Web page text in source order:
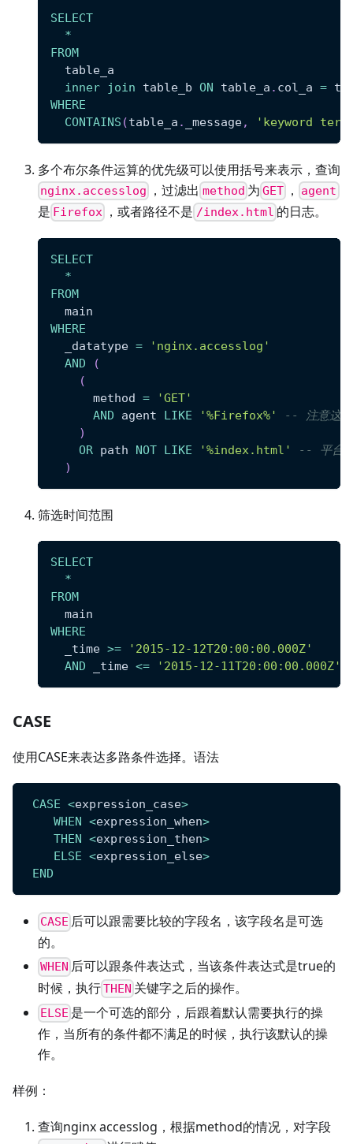
SELECT
*
FROM
  table_a
inner
join table_b ON table_a . col_a =
WHERE
CONTAINS (table_a . _message, 'keyword
多个布尔条件运算的优先级可以使用括号来表示，查询
nginx.accesslog ，过滤出 method 为 GET ， agent
是 Firefox ，或者路径不是 /index.html 的日志。
SELECT
*
FROM
  main
WHERE
  _datatype
=
'nginx.accesslog'
AND
(
(
      method
=
'GET'
AND agent LIKE '%Firefox%'
-- 注意这
)
OR path NOT LIKE '%index.html'
-- 平台
)
筛选时间范围
SELECT
*
FROM
  main
WHERE
  _time
>=
'2015-12-12T20:00:00.000Z'
AND _time <= '2015-12-11T20:00:00.000Z'
CASE
使用CASE来表达多路条件选择。语法
CASE <expression_case>
WHEN <expression_when>
THEN <expression_then>
ELSE <expression_else>
END
CASE 后可以跟需要比较的字段名，该字段名是可选
的。
WHEN 后可以跟条件表达式，当该条件表达式是true的
时候，执行THEN 关键字之后的操作。
ELSE 是一个可选的部分，后跟着默认需要执行的操
作，当所有的条件都不满足的时候，执行该默认的操
作。
样例：
查询nginx accesslog，根据method的情况，对字段